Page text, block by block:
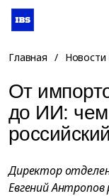
Главная / Новости
От
до ИИ:
Директор
Евгений Антропов